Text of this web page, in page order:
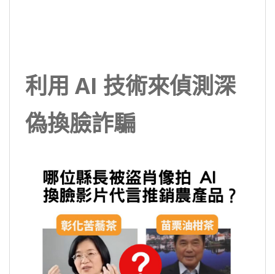
利用 AI 技術來偵測深
偽換臉詐騙